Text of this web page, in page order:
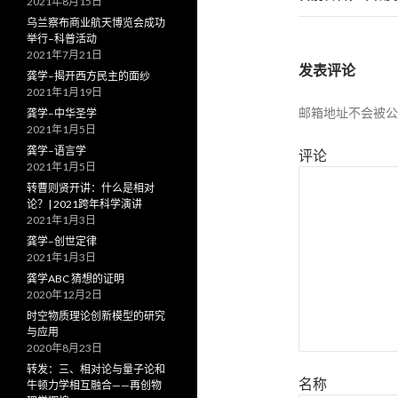
发表评论
邮箱地址不会被
评论
名称
乌兰察布商业航天博览会成功
举行–科普活动
2021年7月21日
龚学–揭开西方民主的面纱
2021年1月19日
龚学–中华圣学
2021年1月5日
龚学–语言学
2021年1月5日
转曹则贤开讲：什么是相对
论？| 2021跨年科学演讲
2021年1月3日
龚学–创世定律
2021年1月3日
龚学ABC 猜想的证明
2020年12月2日
时空物质理论创新模型的研究
与应用
2020年8月23日
转发：三、相对论与量子论和
牛顿力学相互融合——再创物